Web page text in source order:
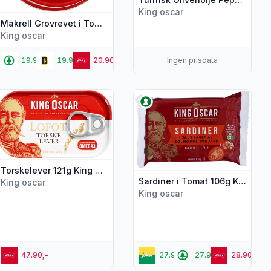
Makrell Grovrevet i Tomat 100g King Oscar
King oscar
19.90,- 19.90,- 20.90,-
King oscar
Ingen prisdata
Filet 150g King Oscar"
Torskelever 121g King Oscar
King oscar
47.90,-
Vis flere detaljer for produktet "Torskelever 121g King Oscar"
Sardiner i Tomat 106g King Oscar
King oscar
27.90,- 27.90,- 28.90,-
Vis flere detaljer for produktet